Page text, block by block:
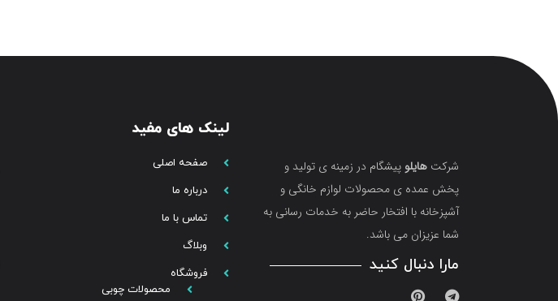
شرکت هایلو پیشگام در زمینه ی تولید و
پخش عمده ی محصولات لوازم خانگی و
آشپزخانه با افتخار حاضر به خدمات رسانی به
شما عزیزان می باشد.
مارا دنبال کنید
لینک های مفید
صفحه اصلی
درباره ما
تماس با ما
وبلاگ
فروشگاه
محصولات چوبی